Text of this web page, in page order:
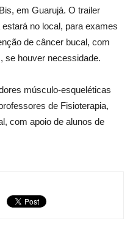
em Guarujá. O trailer
no local, para exames
de câncer bucal, com
se houver necessidade.
músculo-esqueléticas
de Fisioterapia,
com apoio de alunos de